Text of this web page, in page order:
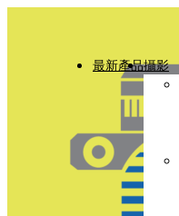
最新產品攝影